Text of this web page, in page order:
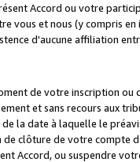
Accord ou votre
vous et nous (y compris
d'aucune affiliation
de votre inscription
et sans recours aux
la date à laquelle le
clôture de votre compte
Accord, ou suspendre